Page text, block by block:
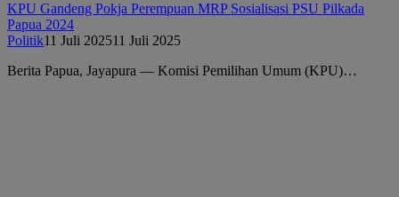
KPU Gandeng Pokja Perempuan MRP Sosialisasi PSU Pilkada
Papua 2024
Politik11 Juli 202511 Juli 2025
Berita Papua, Jayapura — Komisi Pemilihan Umum (KPU)…